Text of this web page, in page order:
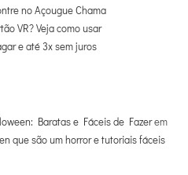
no Açougue Chama
VR? Veja como usar
e até 3x sem juros
Baratas e Fáceis de Fazerem
que são um horror e tutoriais fáceis